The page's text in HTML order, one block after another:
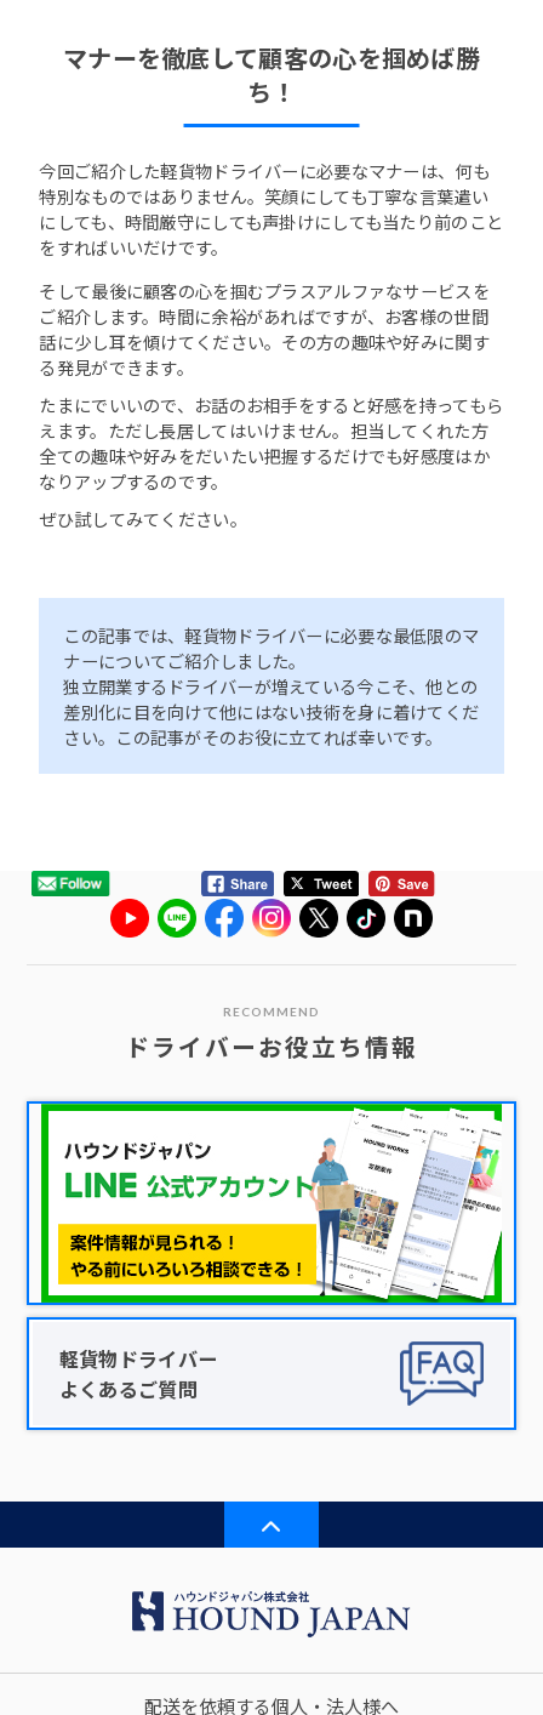
マナーを徹底して顧客の心を掴めば勝
ち！
今回ご紹介した軽貨物ドライバーに必要なマナーは、何も
特別なものではありません。笑顔にしても丁寧な言葉遣い
にしても、時間厳守にしても声掛けにしても当たり前のこと
をすればいいだけです。
そして最後に顧客の心を掴むプラスアルファなサービスを
ご紹介します。時間に余裕があればですが、お客様の世間
話に少し耳を傾けてください。その方の趣味や好みに関す
る発見ができます。
たまにでいいので、お話のお相手をすると好感を持ってもら
えます。ただし長居してはいけません。担当してくれた方
全ての趣味や好みをだいたい把握するだけでも好感度はか
なりアップするのです。
ぜひ試してみてください。
この記事では、軽貨物ドライバーに必要な最低限のマ
ナーについてご紹介しました。
独立開業するドライバーが増えている今こそ、他との
差別化に目を向けて他にはない技術を身に着けてくだ
さい。この記事がそのお役に立てれば幸いです。
RECOMMEND
ドライバーお役立ち情報
軽貨物ドライバー
よくあるご質問
配送を依頼する個人・法人様へ